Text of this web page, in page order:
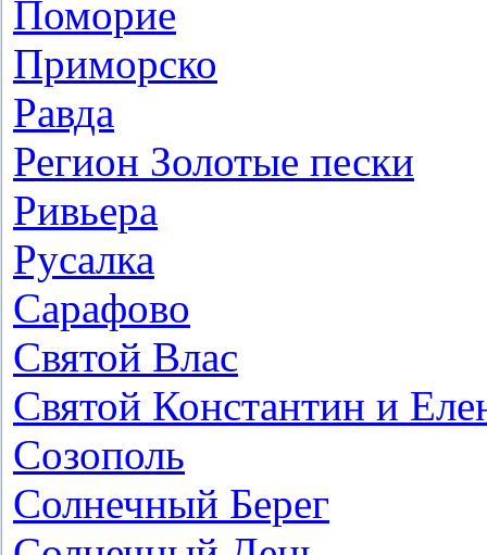
Поморие
Приморско
Равда
Регион Золотые пески
Ривьера
Русалка
Сарафово
Святой Влас
Святой Константин и
Созополь
Солнечный Берег